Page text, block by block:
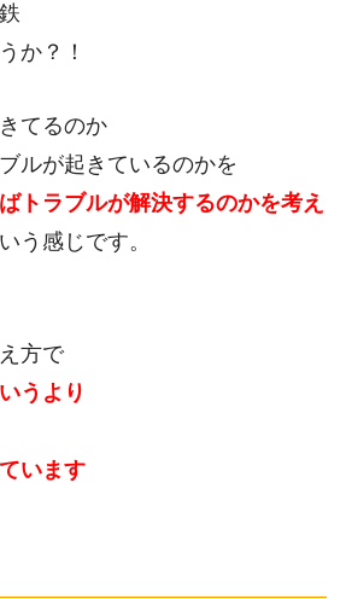
か？！
てるのか
ルが起きているのかを
トラブルが解決するのかを考え
う感じです。
方で
うより
います